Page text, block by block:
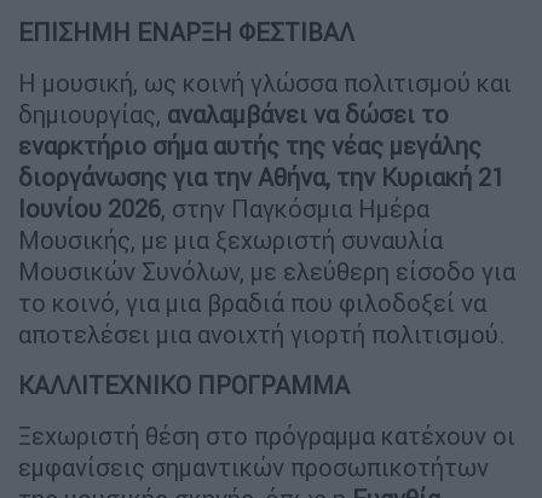
ΕΠΙΣΗΜΗ ΕΝΑΡΞΗ ΦΕΣΤΙΒΑΛ
Η μουσική, ως κοινή γλώσσα πολιτισμού και
δημιουργίας, αναλαμβάνει να δώσει το
εναρκτήριο σήμα αυτής της νέας μεγάλης
διοργάνωσης για την Αθήνα, την Κυριακή 21
Ιουνίου 2026, στην Παγκόσμια Ημέρα
Μουσικής, με μια ξεχωριστή συναυλία
Μουσικών Συνόλων, με ελεύθερη είσοδο για
το κοινό, για μια βραδιά που φιλοδοξεί να
αποτελέσει μια ανοιχτή γιορτή πολιτισμού.
ΚΑΛΛΙΤΕΧΝΙΚΟ ΠΡΟΓΡΑΜΜΑ
Ξεχωριστή θέση στο πρόγραμμα κατέχουν οι
εμφανίσεις σημαντικών προσωπικοτήτων